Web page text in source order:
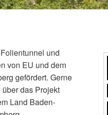
und
von EU und dem
gefördert. Gerne
das Projekt
Land Baden-